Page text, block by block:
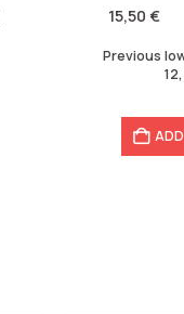
15,50€
was:
15,50 €.
12,40 €.
Previous